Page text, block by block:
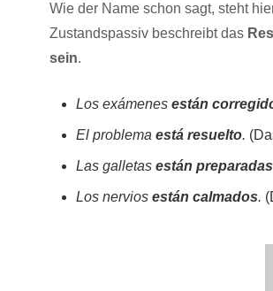
Wie der Name schon sagt, steht
Zustandspassiv beschreibt das
sein.
Los exámenesestán
El problemaestá resuelto.
Las galletasestán preparadas
Los nerviosestán calmados.